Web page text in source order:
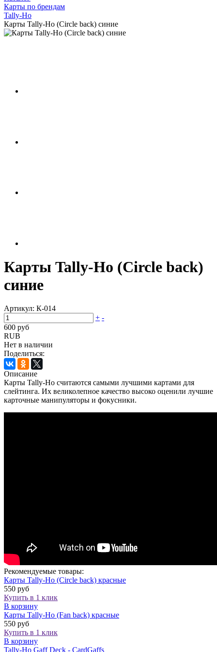
Карты по брендам
Tally-Ho
Карты Tally-Ho (Circle back) синие
Карты Tally-Ho (Circle back)
синие
Артикул: К-014
+ -
600 руб
RUB
Нет в наличии
Поделиться:
Описание
Карты Tally-Ho считаются самыми лучшими картами для
слейтинга. Их великолепное качество высоко оценили лучшие
карточные манипуляторы и фокусники.
Рекомендуемые товары:
Карты Tally-Ho (Circle back) красные
550 руб
Купить в 1 клик
В корзину
Карты Tally-Ho (Fan back) красные
550 руб
Купить в 1 клик
В корзину
Tally-Ho Gaff Deck - CardGaffs